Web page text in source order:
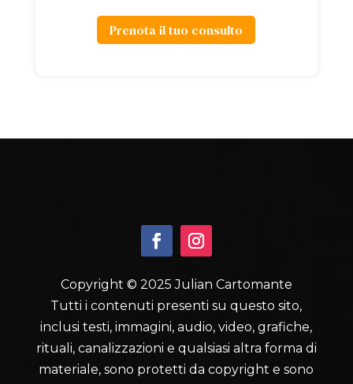
Prenota il tuo consulto
Copyright © 2025 Julian Cartomante
Tutti i contenuti presenti su questo sito,
inclusi testi, immagini, audio, video, grafiche,
rituali, canalizzazioni e qualsiasi altra forma di
materiale, sono protetti da copyright e sono